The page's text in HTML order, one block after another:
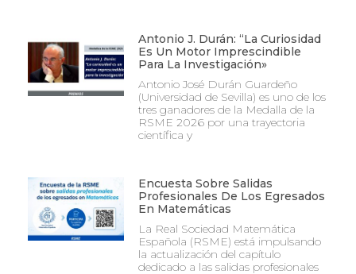
Antonio J. Durán: “La Curiosidad
Es Un Motor Imprescindible
Para La Investigación»
Antonio José Durán Guardeño
(Universidad de Sevilla) es uno de los
tres ganadores de la Medalla de la
RSME 2026 por una trayectoria
científica y
Encuesta Sobre Salidas
Profesionales De Los Egresados
En Matemáticas
La Real Sociedad Matemática
Española (RSME) está impulsando
la actualización del capítulo
dedicado a las salidas profesionales